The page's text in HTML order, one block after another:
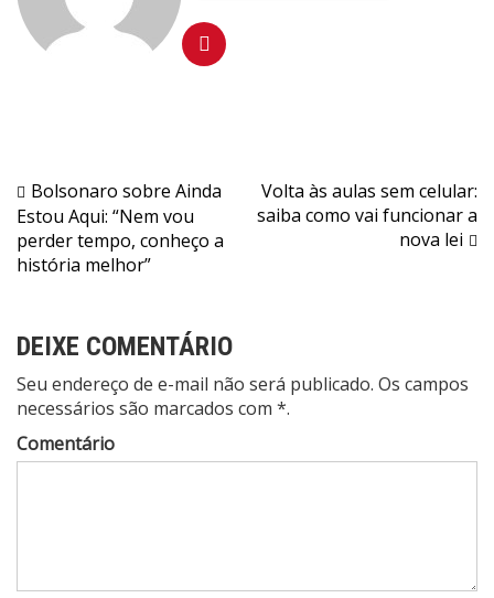
Navegação
de
Post
Bolsonaro sobre Ainda
Estou Aqui: “Nem vou
perder tempo, conheço a
história melhor”
Volta às aulas sem celular:
saiba como vai funcionar a
nova lei
DEIXE COMENTÁRIO
Seu endereço de e-mail não será publicado. Os campos
necessários são marcados com *.
Comentário